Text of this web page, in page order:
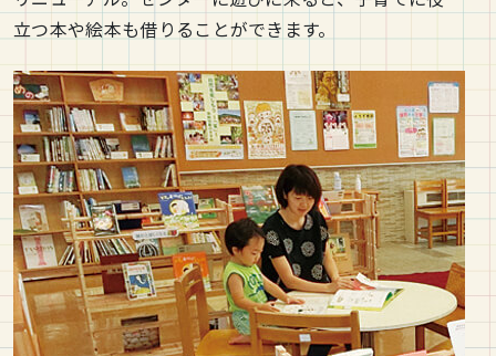
立つ本や絵本も借りることができます。